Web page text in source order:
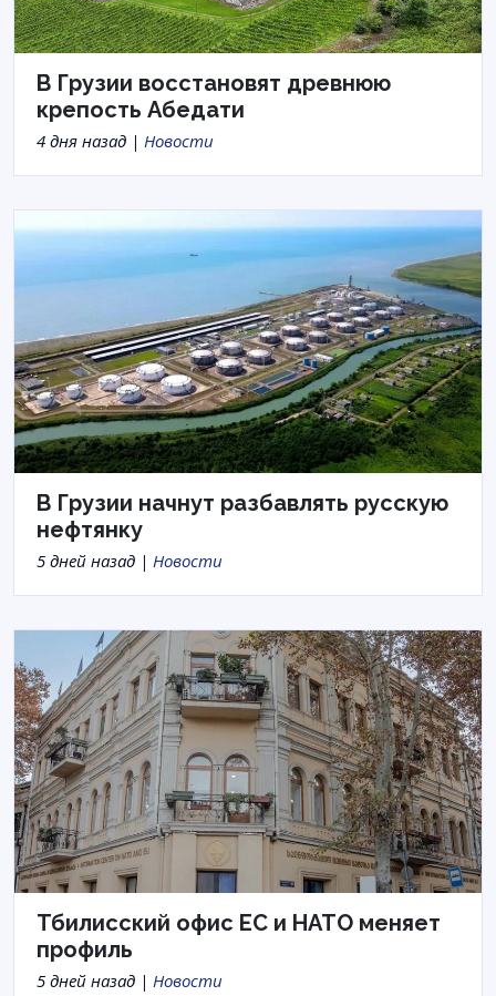
В Грузии восстановят древнюю
крепость Абедати
4 дня назад | Новости
В Грузии начнут разбавлять русскую
нефтянку
5 дней назад | Новости
Тбилисский офис ЕС и НАТО меняет
профиль
5 дней назад | Новости